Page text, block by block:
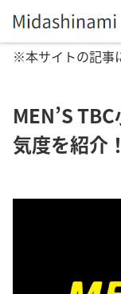
※本サイトの記事
MEN’S
気度を紹介！